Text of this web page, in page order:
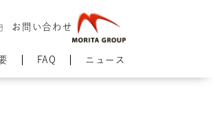
お問い合わせ
FAQ ニュース